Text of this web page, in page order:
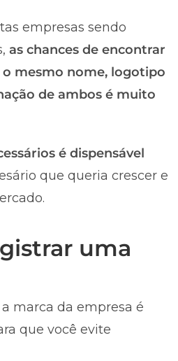
empresas sendo
as chances de encontrar
mesmo nome, logotipo
de ambos é muito
é dispensável
que queria crescer e
uma
marca da empresa é
que você evite